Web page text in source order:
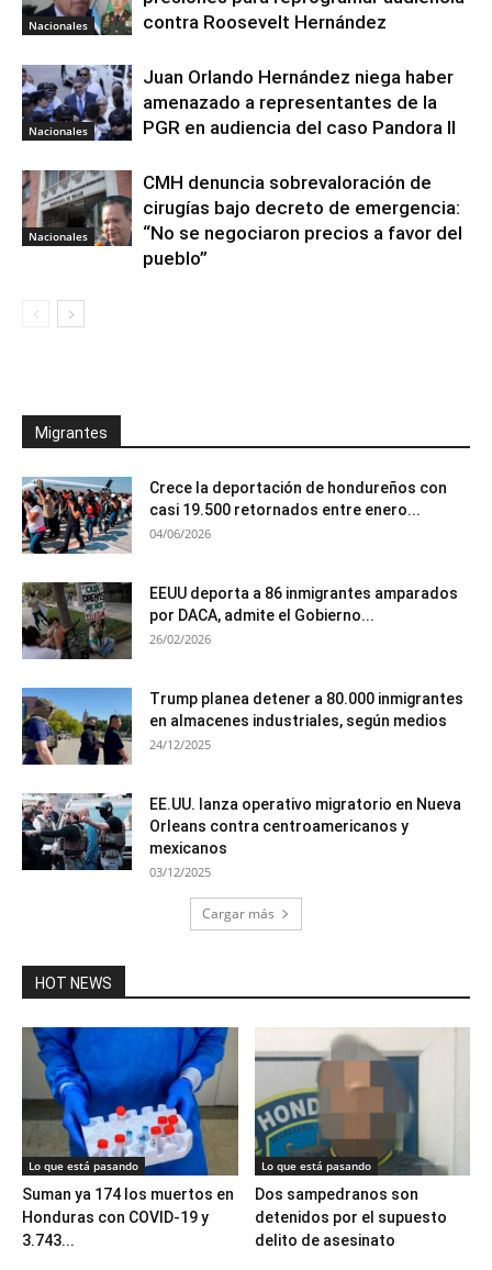
Nacionales
contra Roosevelt Hernández
Nacionales
Juan Orlando Hernández niega haber
amenazado a representantes de la
PGR en audiencia del caso Pandora II
Nacionales
CMH denuncia sobrevaloración de
cirugías bajo decreto de emergencia:
“No se negociaron precios a favor del
pueblo”
Migrantes
Crece la deportación de hondureños con
casi 19.500 retornados entre enero...
04/06/2026
EEUU deporta a 86 inmigrantes amparados
por DACA, admite el Gobierno...
26/02/2026
Trump planea detener a 80.000 inmigrantes
en almacenes industriales, según medios
24/12/2025
EE.UU. lanza operativo migratorio en Nueva
Orleans contra centroamericanos y
mexicanos
03/12/2025
Cargar más
HOT NEWS
Lo que está pasando
Suman ya 174 los muertos en
Honduras con COVID-19 y
3.743...
Lo que está pasando
Dos sampedranos son
detenidos por el supuesto
delito de asesinato